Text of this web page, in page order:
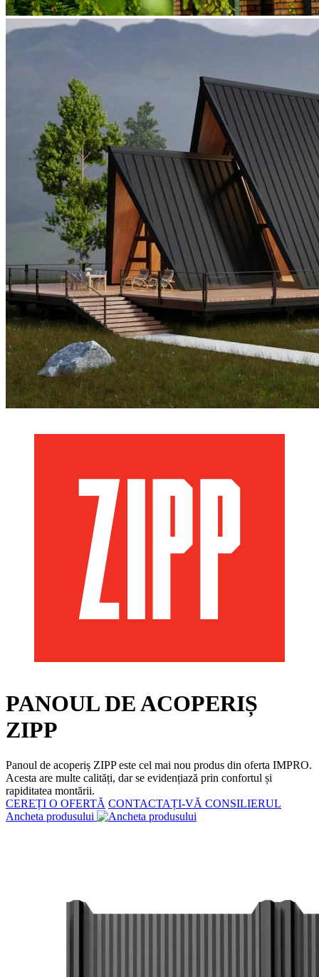
PANOUL DE ACOPERIȘ
ZIPP
Panoul de acoperiș ZIPP este cel mai nou produs din oferta IMPRO.
Acesta are multe calități, dar se evidențiază prin confortul și
rapiditatea montării.
CEREȚI O OFERTĂ CONTACTAȚI-VĂ CONSILIERUL
Ancheta produsului